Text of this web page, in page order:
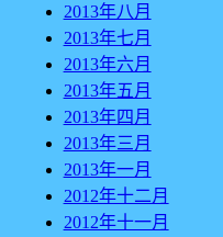
2013年八月
2013年七月
2013年六月
2013年五月
2013年四月
2013年三月
2013年一月
2012年十二月
2012年十一月